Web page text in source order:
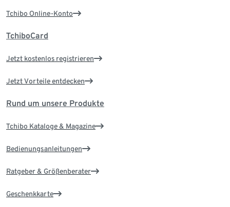
Tchibo Online-Konto
TchiboCard
Jetzt kostenlos registrieren
Jetzt Vorteile entdecken
Rund um unsere Produkte
Tchibo Kataloge & Magazine
Bedienungsanleitungen
Ratgeber & Größenberater
Geschenkkarte